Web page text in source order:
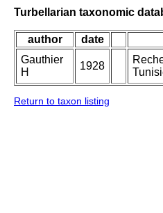
Turbellarian taxonomic
author date
Gauthier
H
1928
Return to taxon listing